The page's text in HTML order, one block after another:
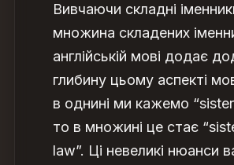
Вивчаючи складні
множина складених
англійській мові додає
глибину цьому аспекті
в однині ми кажемо
то в множині це стає
law”. Ці невеликі нюанси